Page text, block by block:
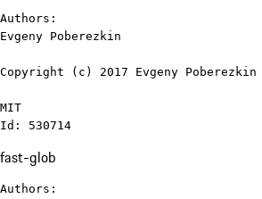
Authors:
Evgeny Poberezkin
Copyright (c) 2017 Evgeny Poberezkin
MIT
Id: 530714
fast-glob
Authors: